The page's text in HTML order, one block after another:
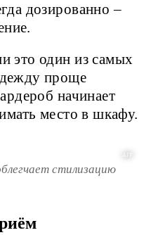
дозированно –
это один из самых
проще
начинает
место в шкафу.
стилизацию